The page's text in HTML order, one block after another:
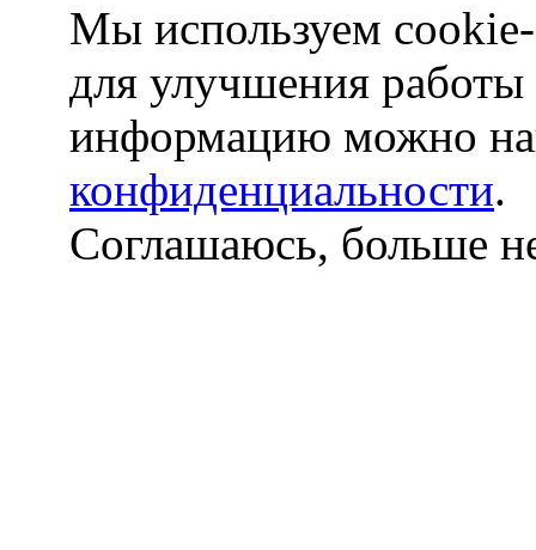
Мы используем
для улучшения
информацию можно
конфиденциальности.
Соглашаюсь, больше